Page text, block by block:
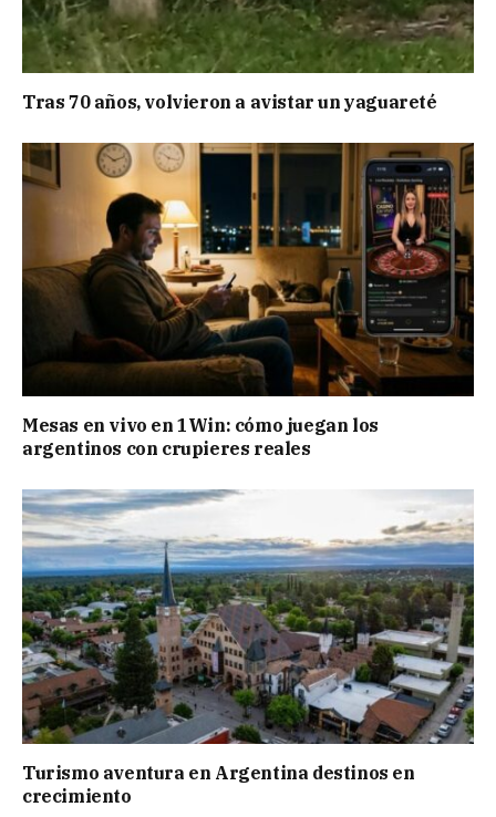
Tras 70 años, volvieron a avistar un yaguareté
Mesas en vivo en 1Win: cómo juegan los
argentinos con crupieres reales
Turismo aventura en Argentina destinos en
crecimiento